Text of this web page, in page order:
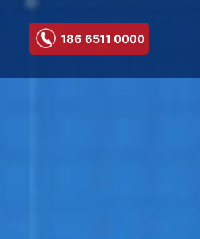
186 6511 0000